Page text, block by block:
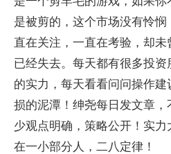
是被剪的，这个市场没有怜
直在关注，一直在考验，却
已经失去。每天都有很多投
的实力，每天看看问问操作
损的泥潭！绅尧每日发文章
少观点明确，策略公开！实
在一小部分人，二八定律！